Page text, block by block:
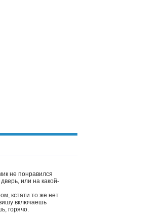
не понравился
или на какой-
кстати то же нет
включаешь
горячо.